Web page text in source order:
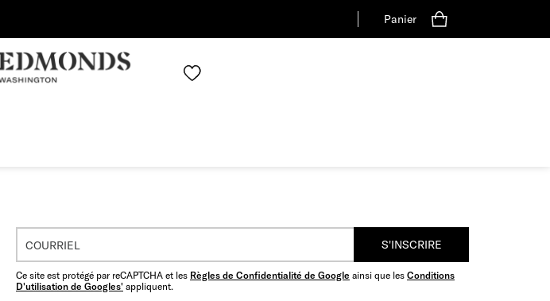
Panier
S'INSCRIRE
Ce site est protégé par reCAPTCHA et les Règles de Confidentialité de Google ainsi que les Conditions
D'utilisation de Googles' appliquent.